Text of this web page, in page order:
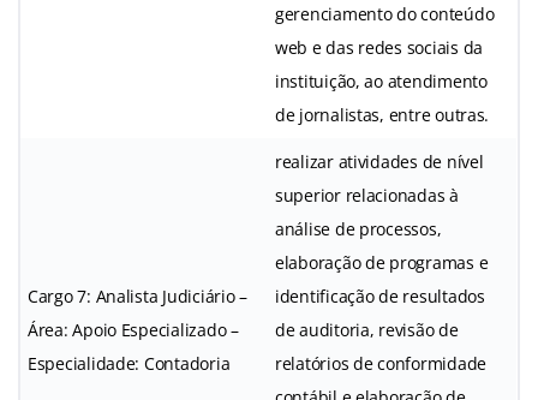
gerenciamento do conteúdo
web e das redes sociais da
instituição, ao atendimento
de jornalistas, entre outras.
Cargo 7: Analista Judiciário –
Área: Apoio Especializado –
Especialidade: Contadoria
realizar atividades de nível
superior relacionadas à
análise de processos,
elaboração de programas e
identificação de resultados
de auditoria, revisão de
relatórios de conformidade